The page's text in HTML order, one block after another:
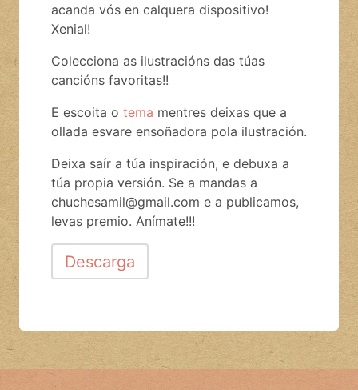
acanda vós en calquera dispositivo!
Xenial!
Colecciona as ilustracións das túas
cancións favoritas!!
E escoita o tema mentres deixas que a
ollada esvare ensoñadora pola ilustración.
Deixa saír a túa inspiración, e debuxa a
túa propia versión. Se a mandas a
chuchesamil@gmail.com e a publicamos,
levas premio. Anímate!!!
Descarga